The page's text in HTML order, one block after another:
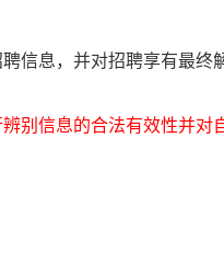
信息，并对招聘享有最终
别信息的合法有效性并对